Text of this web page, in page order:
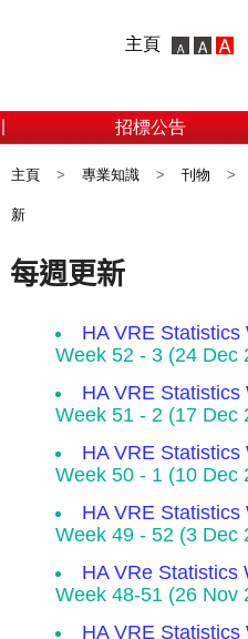
主頁
招標公告
主頁 > 專業知識 > 刊物 >
新